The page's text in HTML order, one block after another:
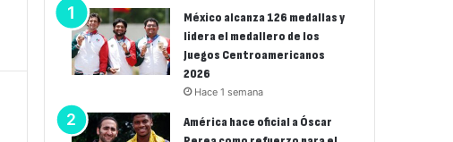
México alcanza 126 medallas y
lidera el medallero de los
Juegos Centroamericanos
2026
Hace 1 semana
América hace oficial a Óscar